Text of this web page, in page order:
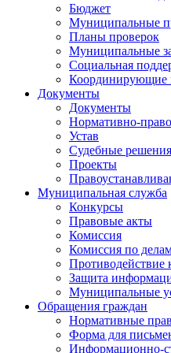
Бюджет
Муниципальные
Планы проверок
Муниципальные
Социальная
Координирующие
Документы
Документы
Нормативно-
Устав
Судебные решения
Проекты
Муниципальная служба
Конкурсы
Правовые акты
Комиссия
Комиссия по
Противодействие
Защита
Муниципальные
Обращения граждан
Нормативные
Форма для
Информационно-